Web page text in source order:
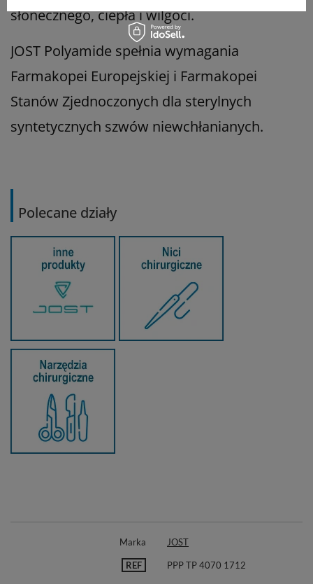
słonecznego, ciepła i wilgoci.
JOST Polyamide spełnia wymagania
Farmakopei Europejskiej i Farmakopei
Stanów Zjednoczonych dla sterylnych
syntetycznych szwów niewchłanianych.
Polecane działy
Marka JOST
REF PPP TP 4070 1712